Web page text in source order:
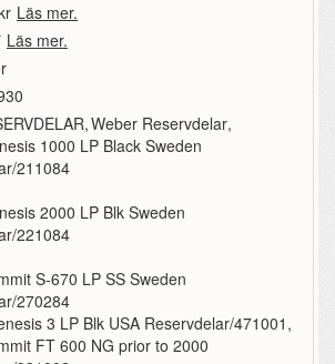
Läs mer.
Läs mer.
,Weber Reservdelar,
1000 LP Black Sweden
211084
2000 LP Blk Sweden
221084
S-670 LP SS Sweden
270284
3 LP Blk USA Reservdelar/471001 ,
FT 600 NG prior to 2000